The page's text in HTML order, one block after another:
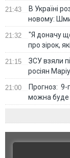
21:43
В Україні
новому:
21:32
"Я доначу
про зірок,
21:15
ЗСУ взяли
росіян
21:00
Прогноз: 9-
можна буде